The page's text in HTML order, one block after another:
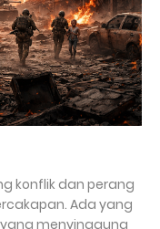
konflik dan perang
Ada yang
menyinggung